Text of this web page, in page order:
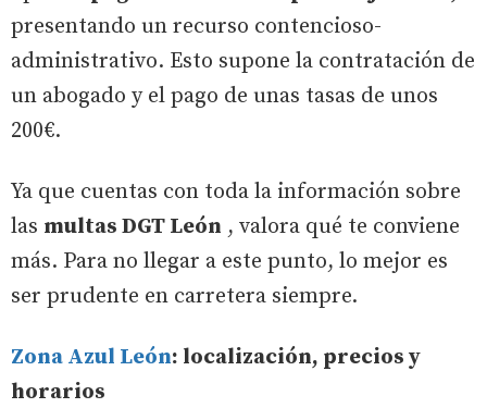
presentando un recurso contencioso-
administrativo. Esto supone la contratación de
un abogado y el pago de unas tasas de unos
200€.
Ya que cuentas con toda la información sobre
las multas DGT León , valora qué te conviene
más. Para no llegar a este punto, lo mejor es
ser prudente en carretera siempre.
Zona Azul León: localización, precios y
horarios